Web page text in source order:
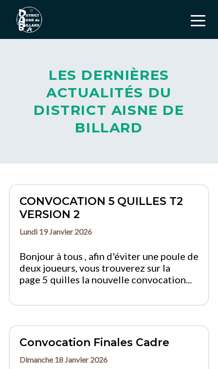
LES DERNIÈRES
ACTUALITÉS DU
DISTRICT AISNE DE
BILLARD
CONVOCATION 5 QUILLES T2
VERSION 2
Lundi 19 Janvier 2026
Bonjour à tous , afin d'éviter une poule de
deux joueurs, vous trouverez sur la
page 5 quilles la nouvelle convocation...
Convocation Finales Cadre
Dimanche 18 Janvier 2026